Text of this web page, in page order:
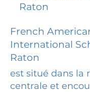
Raton
French
International
Raton
est situé dans la
centrale et